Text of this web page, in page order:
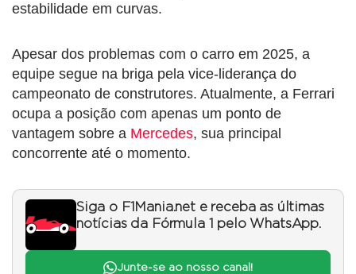
estabilidade em curvas.
Apesar dos problemas com o carro em 2025, a
equipe segue na briga pela vice-liderança do
campeonato de construtores. Atualmente, a Ferrari
ocupa a posição com apenas um ponto de
vantagem sobre a Mercedes, sua principal
concorrente até o momento.
Siga o F1Mania.net e receba as últimas
notícias da Fórmula 1 pelo WhatsApp.
Junte-se ao nosso canal!